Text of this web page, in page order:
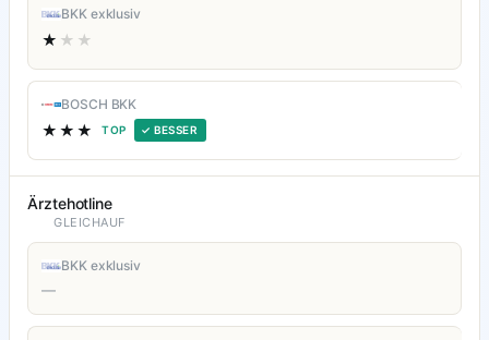
BKK exklusiv
★ ★★
BOSCH BKK
★★★ TOP ✓ BESSER
Ärztehotline
GLEICHAUF
BKK exklusiv
—